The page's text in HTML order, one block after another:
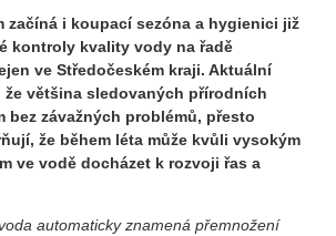
začíná i koupací sezóna a hygienici již
kontroly kvality vody na řadě
ve Středočeském kraji. Aktuální
většina sledovaných přírodních
bez závažných problémů, přesto
že během léta může kvůli vysokým
ve vodě docházet k rozvoji řas a
automaticky znamená přemnožení